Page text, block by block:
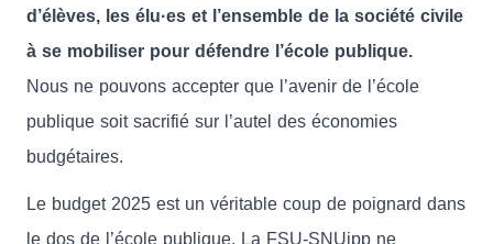
d’élèves, les élu·es et l’ensemble de la société civile
à se mobiliser pour défendre l’école publique.
Nous ne pouvons accepter que l’avenir de l’école
publique soit sacrifié sur l’autel des économies
budgétaires.
Le budget 2025 est un véritable coup de poignard dans
le dos de l’école publique. La FSU-SNUipp ne